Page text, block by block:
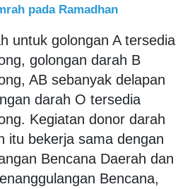
pada Ramadhan
untuk golongan A tersedia
golongan darah B
AB sebanyak delapan
darah O tersedia
Kegiatan donor darah
itu bekerja sama dengan
Bencana Daerah dan
Bencana,